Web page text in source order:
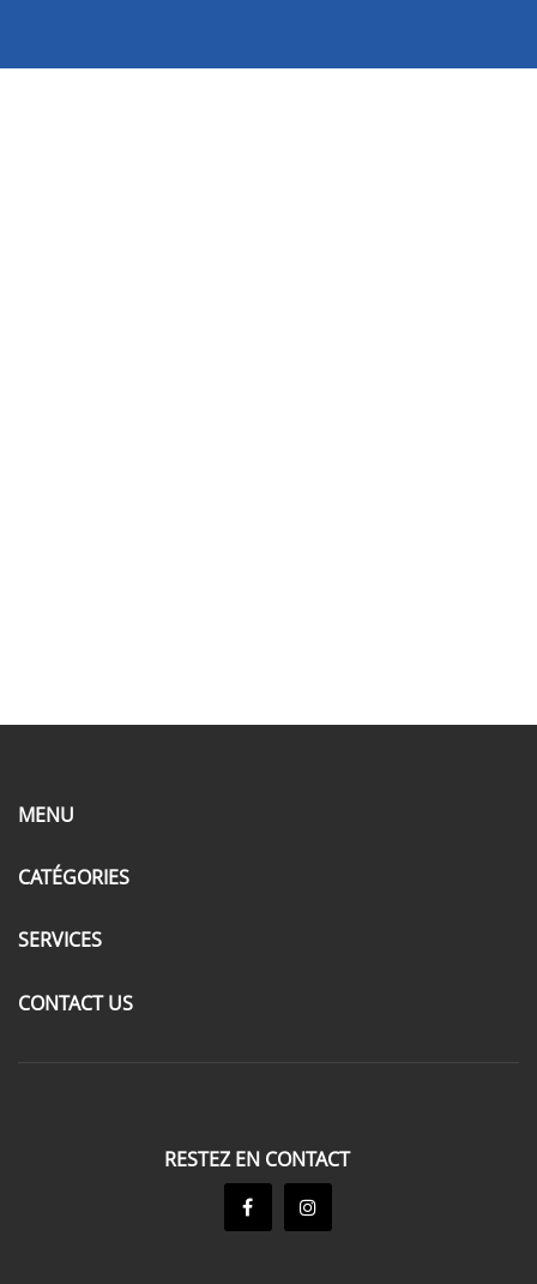
MENU
CATÉGORIES
SERVICES
CONTACT US
RESTEZ EN CONTACT